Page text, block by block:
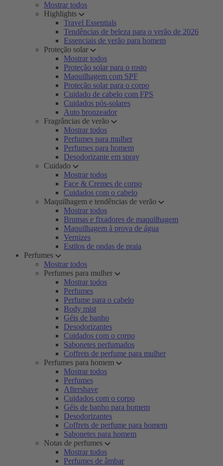
Mostrar todos
Highlights
Travel Essentials
Tendências de beleza para o verão de 2026
Essenciais de verão para homem
Proteção solar
Mostrar todos
Proteção solar para o rosto
Maquilhagem com SPF
Proteção solar para o corpo
Cuidado de cabelo com FPS
Cuidados pós-solares
Auto bronzeador
Fragrâncias de verão
Mostrar todos
Perfumes para mulher
Perfumes para homem
Desodorizante em spray
Cuidado
Mostrar todos
Face & Cremes de corpo
Cuidados com o cabelo
Maquilhagem e tendências de verão
Mostrar todos
Brumas e fixadores de maquilhagem
Maquilhagem à prova de água
Vernizes
Estilos de ondas de praia
Perfumes
Mostrar todos
Perfumes para mulher
Mostrar todos
Perfumes
Perfume para o cabelo
Body mist
Géis de banho
Desodorizantes
Cuidados com o corpo
Sabonetes perfumados
Coffrets de perfume para mulher
Perfumes para homem
Mostrar todos
Perfumes
Aftershave
Cuidados com o corpo
Géis de banho para homem
Desodorizantes
Coffrets de perfume para homem
Sabonetes para homem
Notas de perfumes
Mostrar todos
Perfumes de âmbar